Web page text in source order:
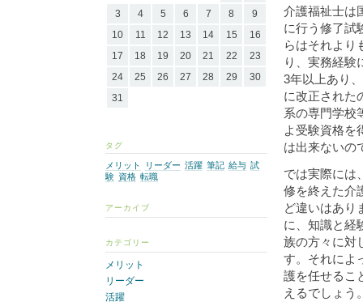
介護福祉士は
に行う修了試
らはそれより
り、実務経験
3年以上あり
に改正された
系の専門学校
よ受験資格を
は出来ないの
では実際には
修を終えた介
ど違いはあり
に、知識と経
族の方々に対
す。それによ
護を任せるこ
えるでしょう
3
4 5 6 7 8
9
10
11 12 13 14 15
16
17
18 19 20 21 22
23
24
25 26 27 28 29
30
31
タグ
メリット リーダー 活躍 筆記 給与 試
験 資格 転職
アーカイブ
カテゴリー
メリット
リーダー
活躍